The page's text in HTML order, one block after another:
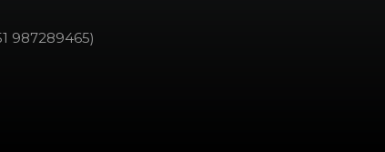
987289465)